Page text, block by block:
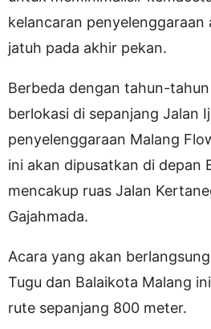
kelancaran penyelenggaraan
jatuh pada akhir pekan.
Berbeda dengan tahun-
berlokasi di sepanjang Jalan
penyelenggaraan Malang
ini akan dipusatkan di depan
mencakup ruas Jalan
Gajahmada.
Acara yang akan
Tugu dan Balaikota Malang
rute sepanjang 800 meter.